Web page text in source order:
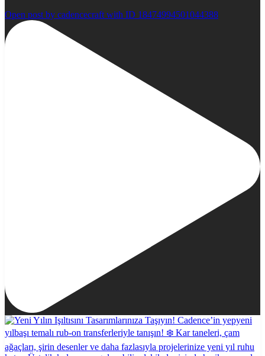
Open post by cadencecraft with ID 18474994501044388